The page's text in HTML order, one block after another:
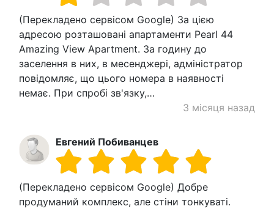
(Перекладено сервісом Google) За цією
адресою розташовані апартаменти Pearl 44
Amazing View Apartment. За годину до
заселення в них, в месенджері, адміністратор
повідомляє, що цього номера в наявності
немає. При спробі зв'язку,…
3 місяця назад
Евгений Побиванцев
(Перекладено сервісом Google) Добре
продуманий комплекс, але стіни тонкуваті.